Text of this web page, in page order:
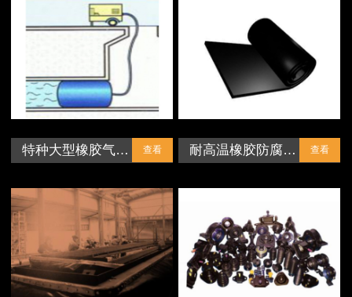
特种大型橡胶气… 查看 耐高温橡胶防腐… 查看